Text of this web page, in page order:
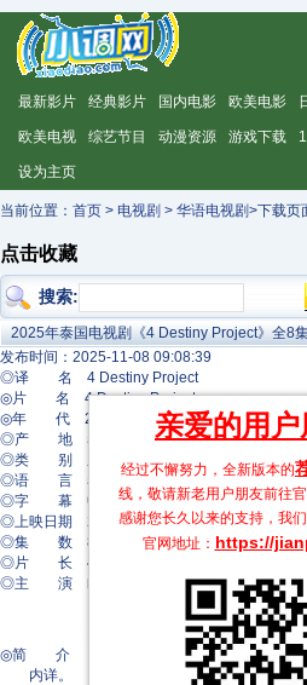
最新影片 经典影片 国内电影 欧美电影
欧美电视 综艺节目 动漫资源 游戏下载
设为主页
当前位置： 首页 > 电视剧 > 华语电视剧>下载页
点击收藏
搜索:
亲爱的用户
经过不懈努力，全新版本的
线，敬请新老用户朋友前往官
感谢您长久以来的支持，我
官网地址： https://
2025年泰国电视剧《4 Destiny Project》全8
发布时间：2025-11-08 09:08:39
◎译 名 4 Destiny Project
◎片 名 4 Destiny Project
◎年 代 2025
◎产 地 泰国
◎类 别 剧情
◎语 言 泰语
◎字 幕 中文字幕
◎上映日期 2025
◎集 数 8集
◎片 长 45分钟
◎主 演 毗·伊克卡珀普·他塔
Pan Jirachot Chotticomporn
Rice Natid Kaveekornwong
P-jung Kritsana Panchai
◎简 介
内详。